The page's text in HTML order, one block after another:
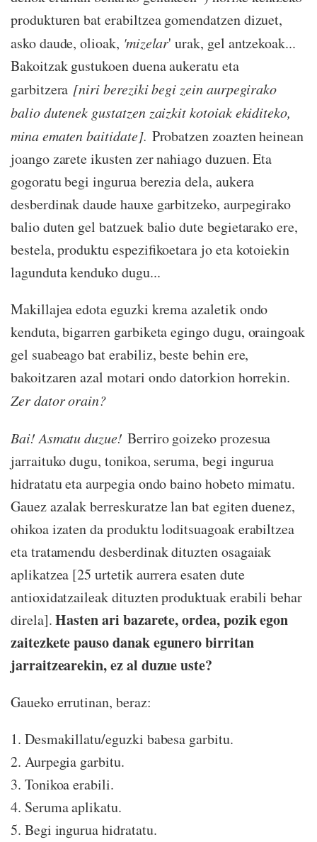
produkturen bat erabiltzea gomendatzen dizuet,
asko daude, olioak, 'mizelar' urak, gel antzekoak...
Bakoitzak gustukoen duena aukeratu eta
garbitzera [niri bereziki begi zein aurpegirako
balio dutenek gustatzen zaizkit kotoiak ekiditeko,
mina ematen baitidate]. Probatzen zoazten heinean
joango zarete ikusten zer nahiago duzuen. Eta
gogoratu begi ingurua berezia dela, aukera
desberdinak daude hauxe garbitzeko, aurpegirako
balio duten gel batzuek balio dute begietarako ere,
bestela, produktu espezifikoetara jo eta kotoiekin
lagunduta kenduko dugu...
Makillajea edota eguzki krema azaletik ondo
kenduta, bigarren garbiketa egingo dugu, oraingoak
gel suabeago bat erabiliz, beste behin ere,
bakoitzaren azal motari ondo datorkion horrekin.
Zer dator orain?
Bai! Asmatu duzue! Berriro goizeko prozesua
jarraituko dugu, tonikoa, seruma, begi ingurua
hidratatu eta aurpegia ondo baino hobeto mimatu.
Gauez azalak berreskuratze lan bat egiten duenez,
ohikoa izaten da produktu loditsuagoak erabiltzea
eta tratamendu desberdinak dituzten osagaiak
aplikatzea [25 urtetik aurrera esaten dute
antioxidatzaileak dituzten produktuak erabili behar
direla].Hasten ari bazarete, ordea, pozik egon
zaitezkete pauso danak egunero birritan
jarraitzearekin, ez al duzue uste?
Gaueko errutinan, beraz:
1. Desmakillatu/eguzki babesa garbitu.
2. Aurpegia garbitu.
3. Tonikoa erabili.
4. Seruma aplikatu.
5. Begi ingurua hidratatu.